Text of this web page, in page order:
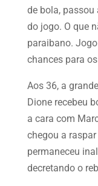
de bola,
do jogo. O que
paraibano.
chances para
Aos 36, a
Dione recebeu
a cara com
chegou a
permaneceu
decretando o